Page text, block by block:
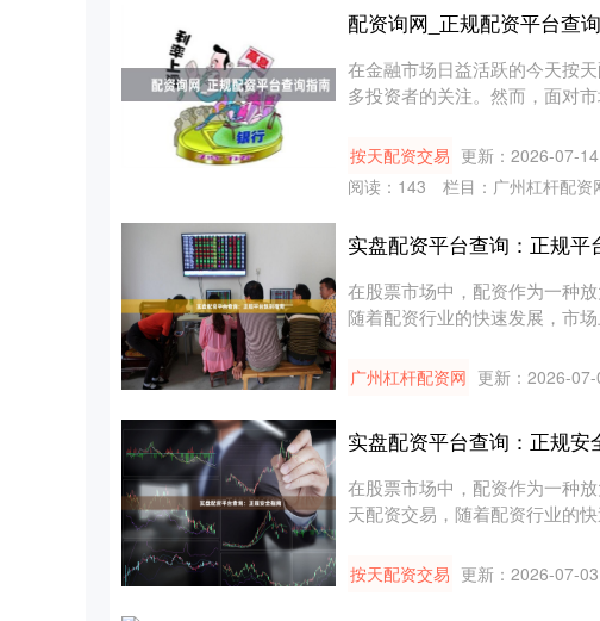
配资询网_正规配资平台查
在金融市场日益活跃的今天按
多投资者的关注。然而，面对
按天配资交易 更新：2026-07-14
阅读： 143 栏目： 广州杠杆配资
实盘配资平台查询：正规平
在股票市场中，配资作为一种
随着配资行业的快速发展，市
广州杠杆配资网 更新：2026-07-
实盘配资平台查询：正规安
在股票市场中，配资作为一种
天配资交易，随着配资行业的
按天配资交易 更新：2026-07-03